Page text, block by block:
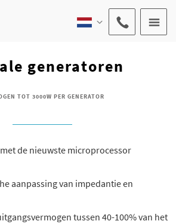
generatoren
TOT 3000W PER GENERATOR
de nieuwste microprocessor
aanpassing van impedantie en
tussen 40-100% van het